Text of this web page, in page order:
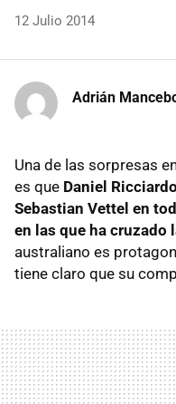
12 Julio 2014
Adrián
Una de las sorpresas
es que Daniel
Sebastian Vettel en
en las que ha cruzado
australiano es
tiene claro que su